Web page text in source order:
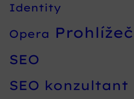
Identity
Opera Prohlížeč
SEO
SEO konzultant